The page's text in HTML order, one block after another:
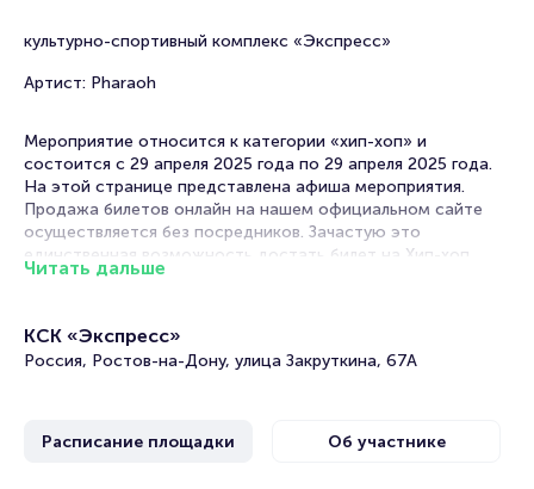
культурно-спортивный комплекс «Экспресс»
Артист: Pharaoh
Мероприятие относится к категории «хип-хоп» и
состоится с 29 апреля 2025 года по 29 апреля 2025 года.
На этой странице представлена афиша мероприятия.
Продажа билетов онлайн на нашем официальном сайте
осуществляется без посредников. Зачастую это
единственная возможность достать билет на Хип-хоп.
Portalbilet – удобный и надежный сервис для покупки и
продажи билетов на мероприятия разного формата.
ваше имя занимает не более двух минут. Билеты на Тур
Читать дальше
КСК «Экспресс»
Россия, Ростов-на-Дону, улица Закруткина, 67А
Расписание площадки Об участнике